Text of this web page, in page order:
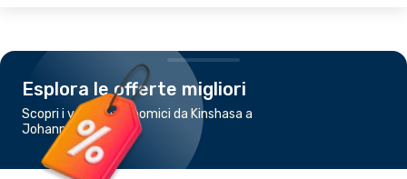
Esplora le offerte migliori
Scopri i voli più economici da Kinshasa a
Johannesburg